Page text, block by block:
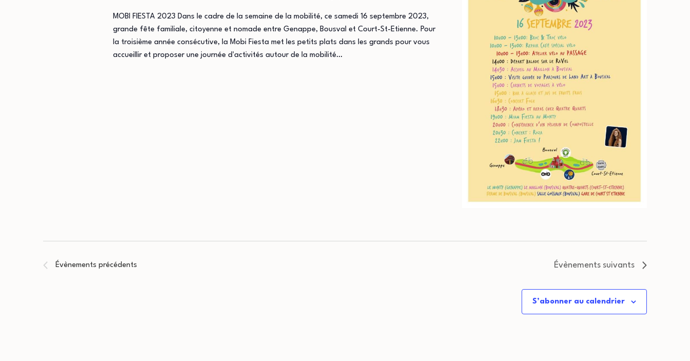
MOBI FIESTA 2023 Dans le cadre de la semaine de la mobilité, ce samedi 16 septembre 2023,
grande fête familiale, citoyenne et nomade entre Genappe, Bousval et Court-St-Etienne. Pour
la troisième année consécutive, la Mobi Fiesta met les petits plats dans les grands pour vous
accueillir et proposer une journée d'activités autour de la mobilité…
Évènements précédents Évènements suivants
S’abonner au calendrier